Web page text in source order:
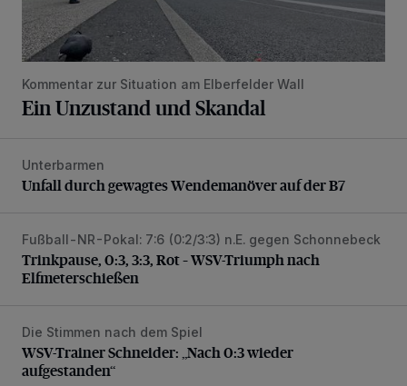
Kommentar zur Situation am Elberfelder Wall
Ein Unzustand und Skandal
Unfall durch gewagtes Wendemanöver auf der B7
Unterbarmen
Unfall durch gewagtes Wendemanöver auf der B7
Trinkpause, 0:3, 3:3, Rot – WSV-Triumph nach
Fußball-NR-Pokal: 7:6 (0:2/3:3) n.E. gegen Schonnebeck
Trinkpause, 0:3, 3:3, Rot – WSV-Triumph nach
Elfmeterschießen
WSV-Trainer Schneider: „Nach 0:3 wieder aufgestanden“
Die Stimmen nach dem Spiel
WSV-Trainer Schneider: „Nach 0:3 wieder
aufgestanden“